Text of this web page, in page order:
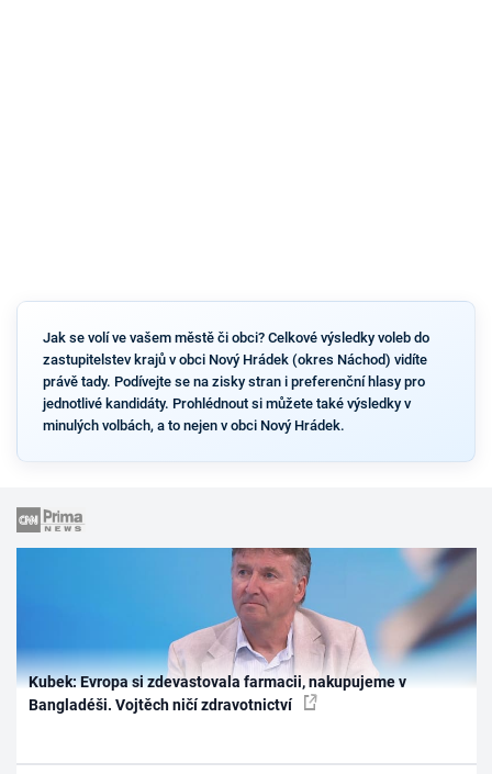
Jak se volí ve vašem městě či obci? Celkové výsledky voleb do
zastupitelstev krajů v obci Nový Hrádek (okres Náchod) vidíte
právě tady. Podívejte se na zisky stran i preferenční hlasy pro
jednotlivé kandidáty. Prohlédnout si můžete také výsledky v
minulých volbách, a to nejen v obci Nový Hrádek.
Kubek: Evropa si zdevastovala farmacii, nakupujeme v
Bangladéši. Vojtěch ničí zdravotnictví